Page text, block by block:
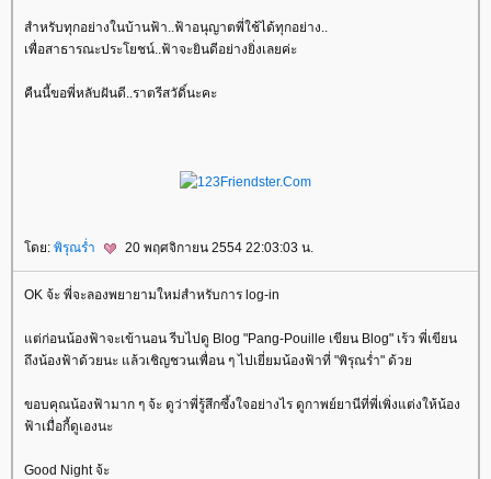
สำหรับทุกอย่างในบ้านฟ้า..ฟ้าอนุญาตพี่ใช้ได้ทุกอย่าง..
เพื่อสาธารณะประโยชน์..ฟ้าจะยินดีอย่างยิ่งเลยค่ะ
คืนนี้ขอพี่หลับฝันดี..ราตรีสวัดิ์นะคะ
ดย: พิรุณร่ำ 20 พฤศจิกายน 2554 22:03:03 น.
OK จ้ะ พี่จะลองพยายามใหม่สำหรับการ log-in
ต่ก่อนน้องฟ้าจะเข้านอน รีบไปดู Blog "Pang-Pouille เขียน Blog" เร้ว พี่เขียน
ถึงน้องฟ้าด้วยนะ แล้วเชิญชวนเพื่อน ๆ ไปเยี่ยมน้องฟ้าที่ "พิรุณร่ำ" ด้ว
ขอบคุณน้องฟ้ามาก ๆ จ้ะ ดูว่าพี่รู้สึกซึ้งใจอย่างไร ดูกาพย์ยานีที่พี่เพิ่งแต่งให้น้อง
ฟ้าเมื่อกี้ดูเองนะ
Good Night จ้ะ